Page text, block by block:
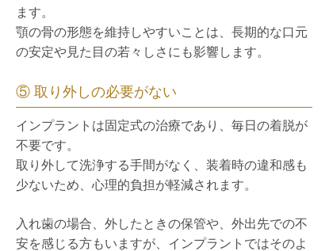
ます。
顎の骨の形態を維持しやすいことは、長期的な口元
の安定や見た目の若々しさにも影響します。
⑤ 取り外しの必要がない
インプラントは固定式の治療であり、毎日の着脱が
不要です。
取り外して洗浄する手間がなく、装着時の違和感も
少ないため、心理的負担が軽減されます。
入れ歯の場合、外したときの保管や、外出先での不
安を感じる方もいますが、インプラントではそのよ